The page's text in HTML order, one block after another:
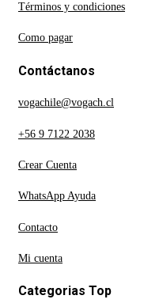
Términos y condiciones
Como pagar
Contáctanos
vogachile@vogach.cl
+56 9 7122 2038
Crear Cuenta
WhatsApp Ayuda
Contacto
Mi cuenta
Categorias Top